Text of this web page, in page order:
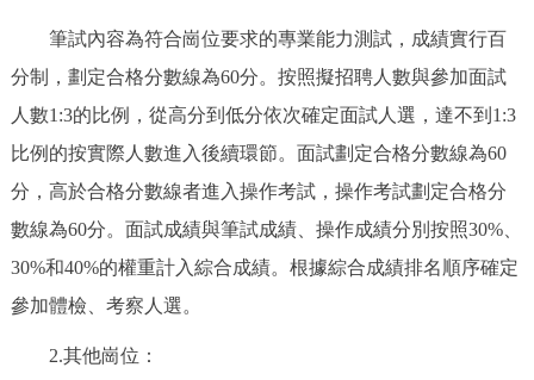
筆試內容為符合崗位要求的專業能力測試，成績實行百
分制，劃定合格分數線為60分。按照擬招聘人數與參加面試
人數1:3的比例，從高分到低分依次確定面試人選，達不到1:3
比例的按實際人數進入後續環節。面試劃定合格分數線為60
分，高於合格分數線者進入操作考試，操作考試劃定合格分
數線為60分。面試成績與筆試成績、操作成績分別按照30%、
30%和40%的權重計入綜合成績。根據綜合成績排名順序確定
參加體檢、考察人選。
2.其他崗位：